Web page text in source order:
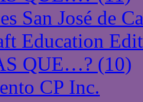
San José de
Education
QUE…? (10)
CP Inc.